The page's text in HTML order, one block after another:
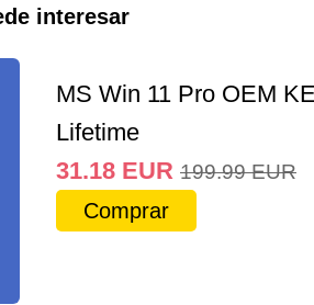
interesar
MS Win 11 Pro OEM
Lifetime
31.18 EUR 199.99 EUR
Comprar